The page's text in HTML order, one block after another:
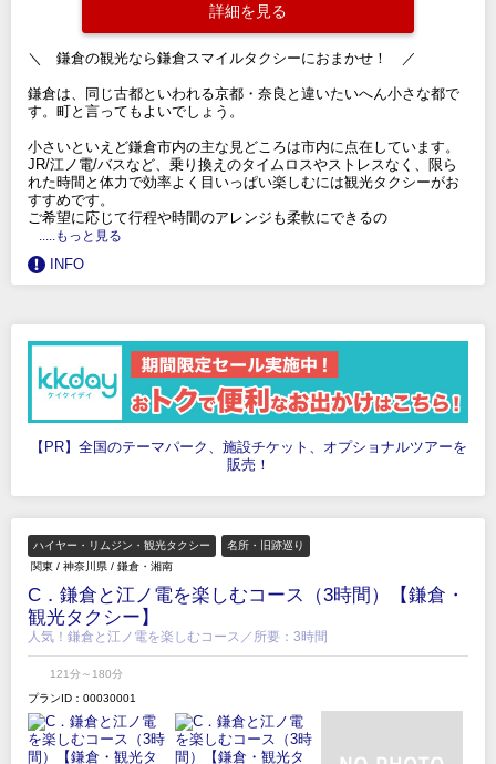
詳細を見る
＼ 鎌倉の観光なら鎌倉スマイルタクシーにおまかせ！ ／
鎌倉は、同じ古都といわれる京都・奈良と違いたいへん小さな都で
す。町と言ってもよいでしょう。
小さいといえど鎌倉市内の主な見どころは市内に点在しています。
JR/江ノ電/バスなど、乗り換えのタイムロスやストレスなく、限ら
れた時間と体力で効率よく目いっぱい楽しむには観光タクシーがお
すすめです。
ご希望に応じて行程や時間のアレンジも柔軟にできるの
.....もっと見る
INFO
【PR】全国のテーマパーク、施設チケット、オプショナルツアーを
販売！
ハイヤー・リムジン・観光タクシー
名所・旧跡巡り
関東 / 神奈川県 / 鎌倉・湘南
C．鎌倉と江ノ電を楽しむコース（3時間）【鎌倉・
観光タクシー】
人気！鎌倉と江ノ電を楽しむコース／所要：3時間
121分～180分
プランID：00030001